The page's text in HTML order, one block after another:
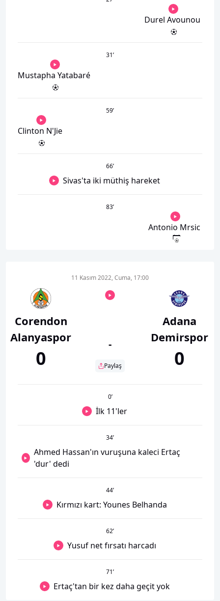
Durel Avounou
31’
Mustapha Yatabaré
59’
Clinton N'Jie
66’
Sivas'ta iki müthiş hareket
83’
Antonio Mrsic
Corendon
Alanyaspor
0
11 Kasım 2022, Cuma, 17:00
-
Paylaş
Adana
Demirspor
0
0’
İlk 11'ler
34’
Ahmed Hassan'ın vuruşuna kaleci Ertaç
'dur' dedi
44’
Kırmızı kart: Younes Belhanda
62’
Yusuf net fırsatı harcadı
71’
Ertaç'tan bir kez daha geçit yok